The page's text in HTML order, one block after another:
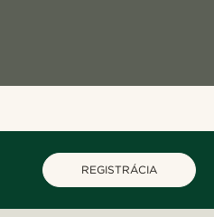
REGISTRÁCIA